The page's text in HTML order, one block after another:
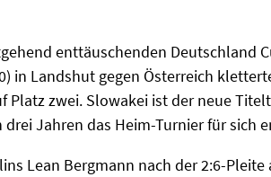
enttäuschenden Deutschland
in Landshut gegen Österreich
zwei. Slowakei ist der neue
Jahren das Heim-Turnier für sich
Lean Bergmann nach der 2:6-Pleite